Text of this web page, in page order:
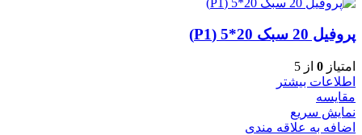
پروفیل 20 سبک 20*5 (P1)
امتیاز 0 از 5
اطلاعات بیشتر
مقایسه
نمایش سریع
اضافه به علاقه مندی